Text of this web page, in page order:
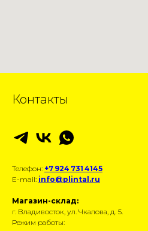
Контакты
Телефон: +7 924 731 4145
E-mail: info@plintal.ru
Магазин-склад:
г. Владивосток, ул. Чкалова, д. 5.
Режим работы: